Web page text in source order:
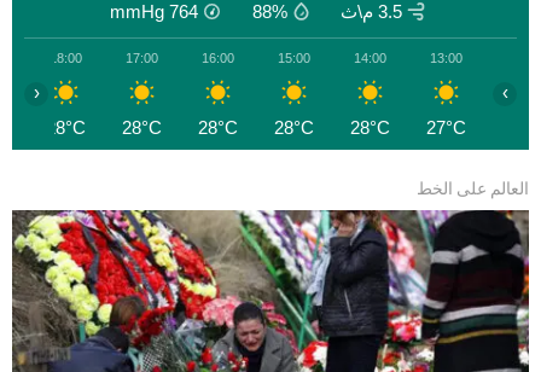
3.5 م\ث 88%
764
mmHg
13:00
27°C
14:00
28°C
15:00
28°C
16:00
28°C
17:00
28°C
18:00
28°C
‹ ›
العالم على الخط